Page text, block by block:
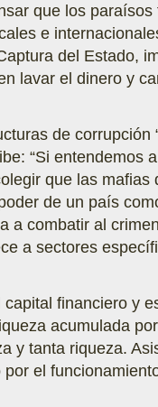
que los
e
del Estado,
lavar el dinero y
de corrupción
“Si entendemos
que las mafias
de un país
a combatir al
a sectores
financiero y
acumulada
y tanta riqueza.
el